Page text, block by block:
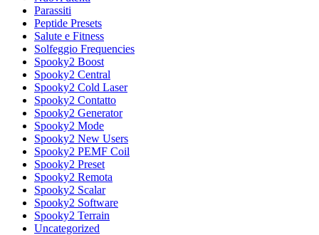
Parassiti
Peptide Presets
Salute e Fitness
Solfeggio Frequencies
Spooky2 Boost
Spooky2 Central
Spooky2 Cold Laser
Spooky2 Contatto
Spooky2 Generator
Spooky2 Mode
Spooky2 New Users
Spooky2 PEMF Coil
Spooky2 Preset
Spooky2 Remota
Spooky2 Scalar
Spooky2 Software
Spooky2 Terrain
Uncategorized